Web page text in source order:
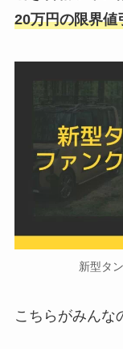
20万円の限界値
新型タ
こちらがみんな